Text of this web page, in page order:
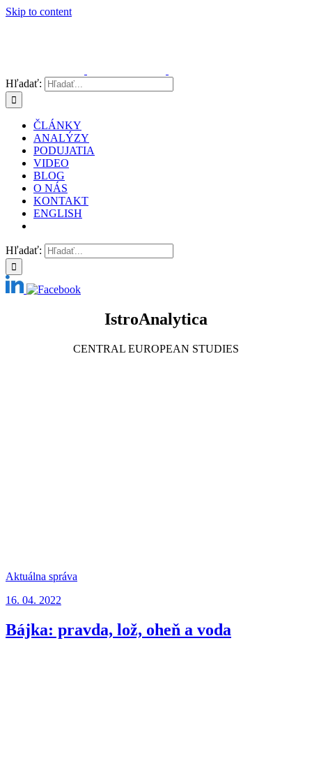
Skip to content
Hľadať:
ČLÁNKY
ANALÝZY
PODUJATIA
VIDEO
BLOG
O NÁS
KONTAKT
ENGLISH
Hľadať:
IstroAnalytica
CENTRAL EUROPEAN STUDIES
Aktuálna správa
16. 04. 2022
Bájka: pravda, lož, oheň a voda